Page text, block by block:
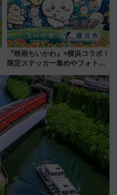
『映画ちいかわ』×横浜コラボ！
限定ステッカー集めやフォトス
いを満喫しよう（花火鑑賞会応
募は7/12まで！）